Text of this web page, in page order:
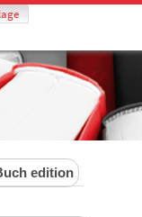
edition